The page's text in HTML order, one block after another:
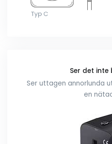
Ser det inte
Ser uttagen annorlunda
en